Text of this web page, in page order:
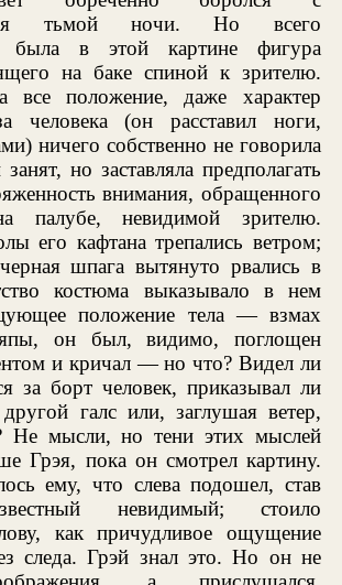
тьмой ночи. Но всего
была в этой картине фигура
на баке спиной к зрителю.
все положение, даже характер
человека (он расставил ноги,
ничего собственно не говорила
но заставляла предполагать
внимания, обращенного
палубе, невидимой зрителю.
его кафтана трепались ветром;
шпага вытянуто рвались в
костюма выказывало в нем
положение тела — взмах
он был, видимо, поглощен
и кричал — но что? Видел ли
за борт человек, приказывал ли
галс или, заглушая ветер,
Не мысли, но тени этих мыслей
Грэя, пока он смотрел картину.
ему, что слева подошел, став
невидимый; стоило
как причудливое ощущение
следа. Грэй знал это. Но он не